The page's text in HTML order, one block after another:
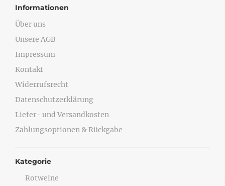
Informationen
Über uns
Unsere AGB
Impressum
Kontakt
Widerrufsrecht
Datenschutzerklärung
Liefer- und Versandkosten
Zahlungsoptionen & Rückgabe
Kategorie
Rotweine